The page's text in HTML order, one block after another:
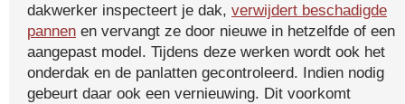
dakwerker inspecteert je dak, verwijdert beschadigde
pannen en vervangt ze door nieuwe in hetzelfde of een
aangepast model. Tijdens deze werken wordt ook het
onderdak en de panlatten gecontroleerd. Indien nodig
gebeurt daar ook een vernieuwing. Dit voorkomt